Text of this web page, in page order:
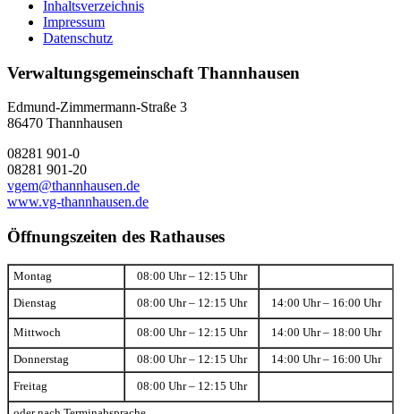
Inhaltsverzeichnis
Impressum
Datenschutz
Verwaltungsgemeinschaft Thannhausen
Edmund-Zimmermann-Straße 3
86470 Thannhausen
08281 901-0
08281 901-20
vgem@thannhausen.de
www.vg-thannhausen.de
Öffnungszeiten des Rathauses
Montag 08:00 Uhr – 12:15 Uhr
Dienstag 08:00 Uhr – 12:15 Uhr 14:00 Uhr – 16:00 Uhr
Mittwoch 08:00 Uhr – 12:15 Uhr 14:00 Uhr – 18:00 Uhr
Donnerstag 08:00 Uhr – 12:15 Uhr 14:00 Uhr – 16:00 Uhr
Freitag 08:00 Uhr – 12:15 Uhr